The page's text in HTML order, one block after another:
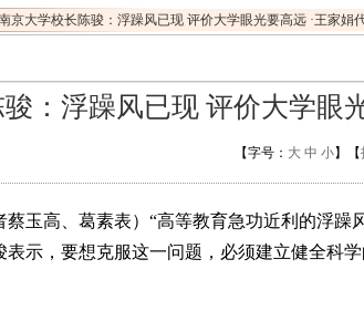
京大学校长陈骏：浮躁风已现 评价大学眼光要高远·王家娟代
：浮躁风已现 评价大学眼
【字号： 大 中 小】【
玉高、葛素表）“高等教育急功近利的浮躁
示，要想克服这一问题，必须建立健全科学